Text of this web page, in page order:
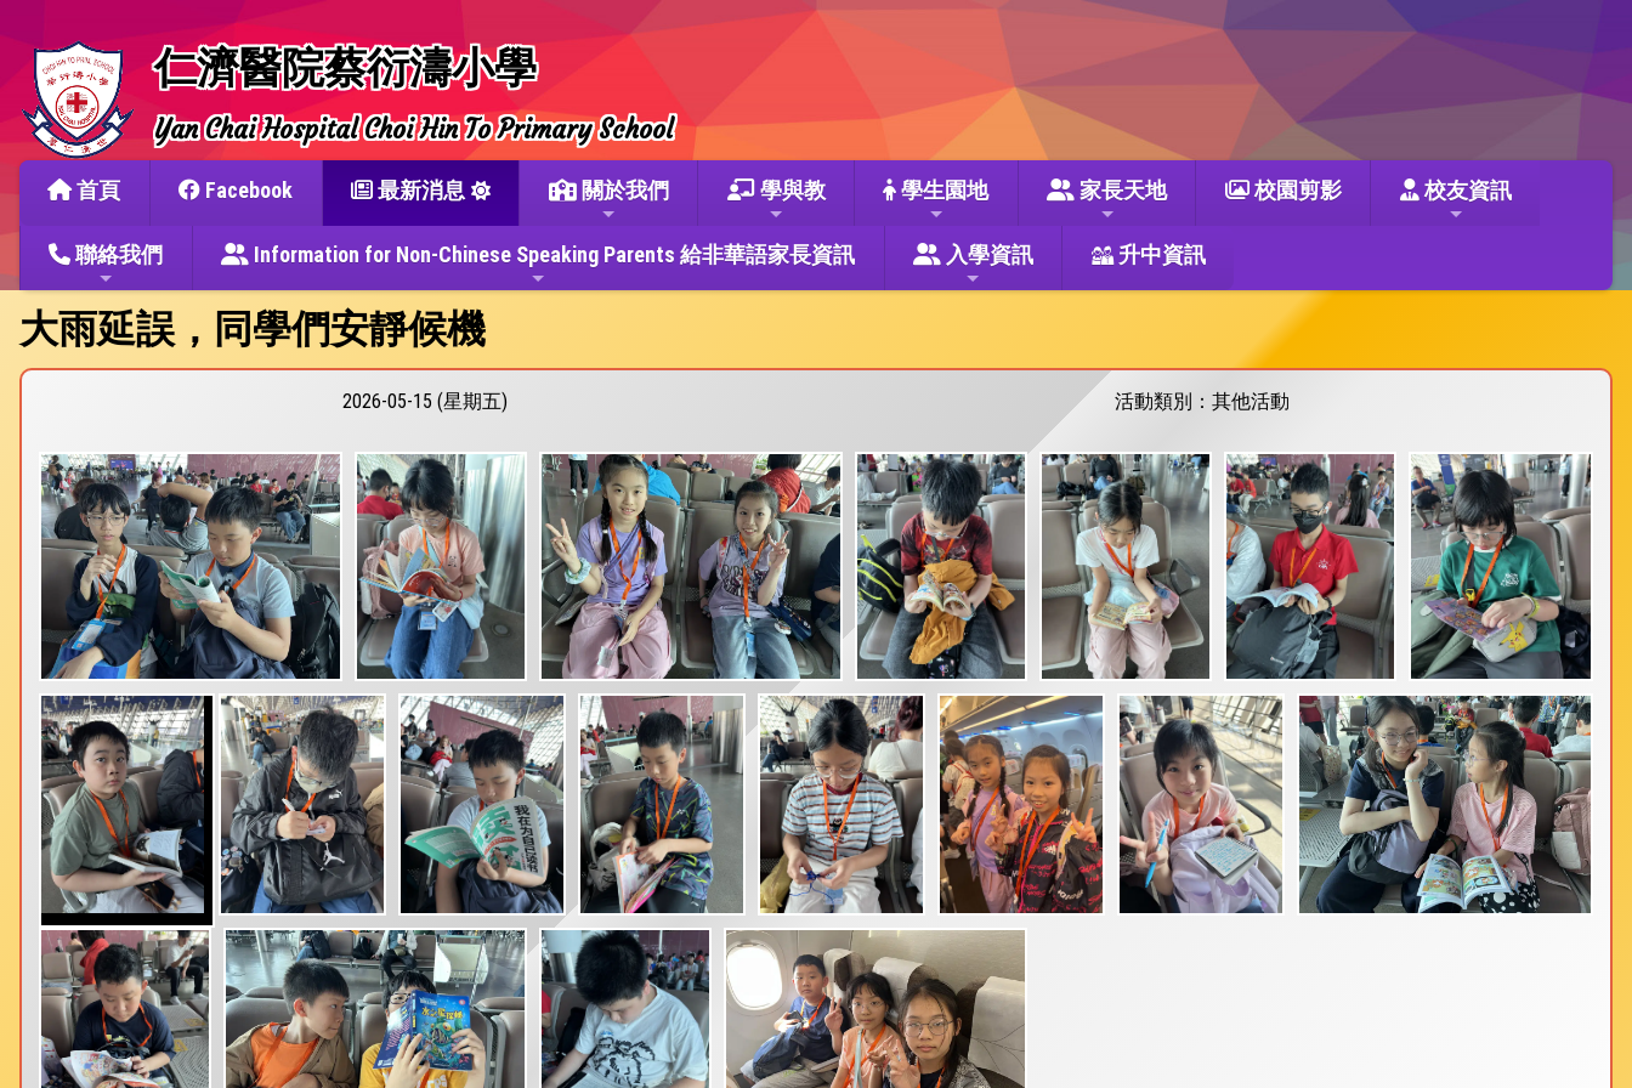
仁濟醫院蔡衍濤小學
Yan Chai Hospital Choi Hin To Primary School
首頁 Facebook 最新消息 關於我們 學與教 學生園地 家長天地 校園剪影 校友資訊
聯絡我們 Information for Non-Chinese Speaking Parents 給非華語家長資訊 入學資訊 升中資訊
大雨延誤，同學們安靜候機
2026-05-15 (星期五) 活動類別：其他活動